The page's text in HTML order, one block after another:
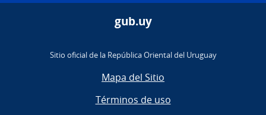
gub.uy
Sitio oficial de la República Oriental del Uruguay
Mapa del Sitio
Términos de uso